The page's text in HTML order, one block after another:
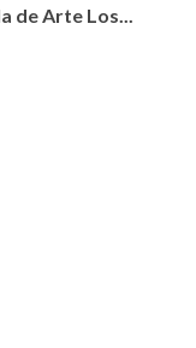
de Arte Los...